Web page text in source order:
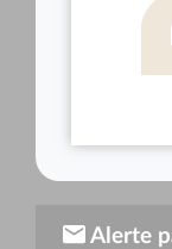
Alerte